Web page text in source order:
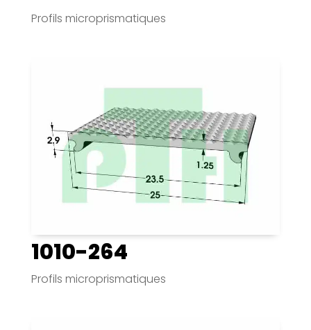
Profils microprismatiques
1010-264
Profils microprismatiques